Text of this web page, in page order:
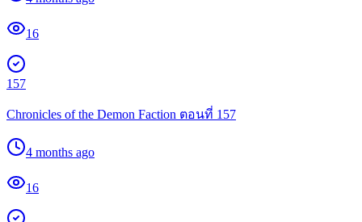
16
157
Chronicles of the Demon Faction ตอนที่ 157
4 months ago
16